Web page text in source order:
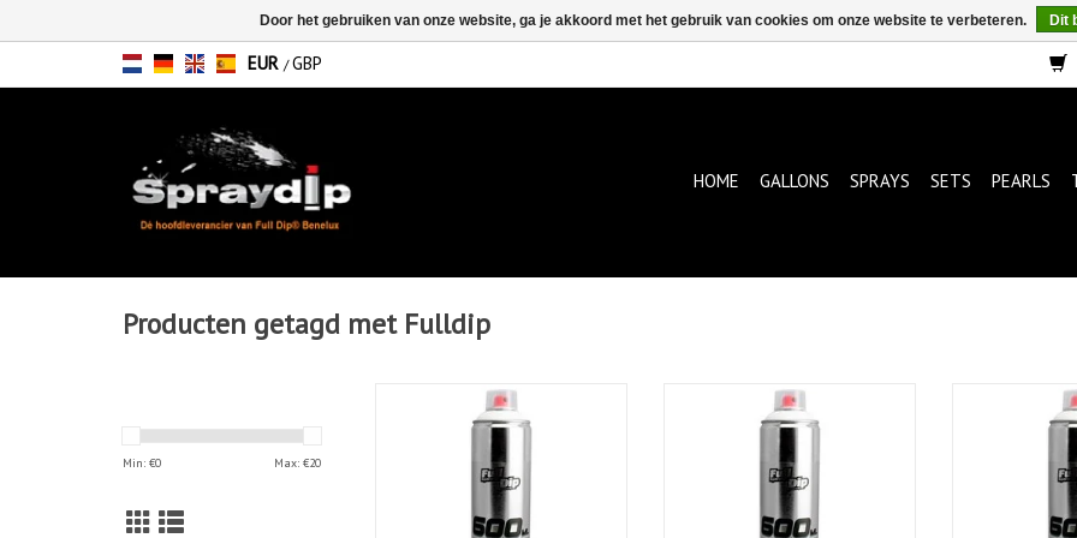
EUR /GBP
HOME GALLONS SPRAYS SETS PEARLS
Producten getagd met Fulldip
Min: €0 Max: €20
FullDip Antraciet Metallic 600ml
TOEVOEGEN AAN WINKELWAGEN
FullDip Camo Green 600ml
TOEVOEGEN AAN WINKELWAGEN
FullDip
TOEVOEGEN
Door het gebruiken van onze website, ga je akkoord met het gebruik van cookies om onze website te verbeteren. Dit